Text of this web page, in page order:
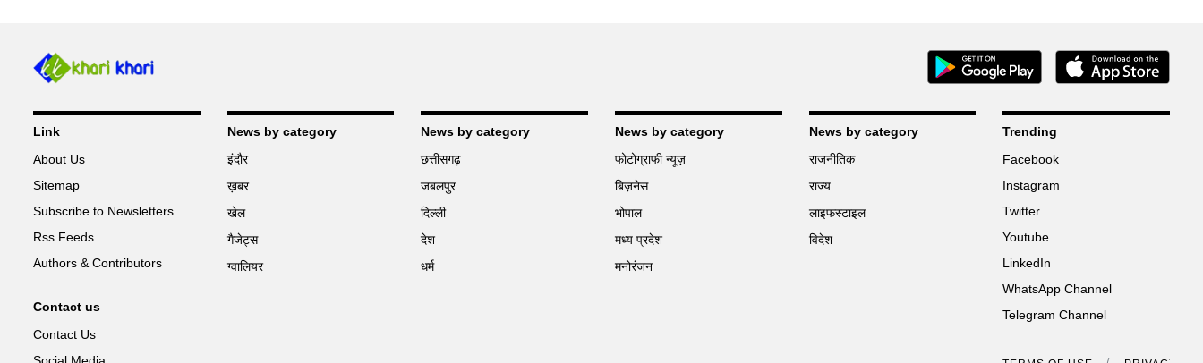
Link
About Us
Sitemap
Subscribe to Newsletters
Rss Feeds
Authors & Contributors
Contact us
Contact Us
News by category
इंदौर
ख़बर
खेल
गैजेट्स
ग्वालियर
News by category
छत्तीसगढ़
जबलपुर
दिल्ली
देश
धर्म
News by category
फोटोग्राफी न्यूज़
बिज़नेस
भोपाल
मध्य प्रदेश
मनोरंजन
News by category
राजनीतिक
राज्य
लाइफस्टाइल
विदेश
Trending
Facebook
Instagram
Twitter
Youtube
LinkedIn
WhatsApp Channel
Telegram Channel